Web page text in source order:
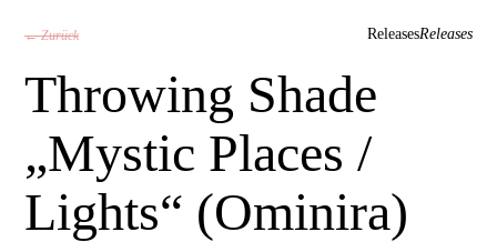
← Zurück ReleasesReleases
Throwing Shade
„Mystic Places /
Lights“ (Ominira)